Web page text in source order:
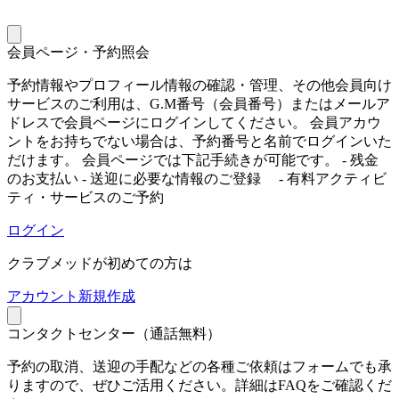
会員ページ・予約照会
予約情報やプロフィール情報の確認・管理、その他会員向け
サービスのご利用は、G.M番号（会員番号）またはメールア
ドレスで会員ページにログインしてください。 会員アカウ
ントをお持ちでない場合は、予約番号と名前でログインいた
だけます。 会員ページでは下記手続きが可能です。 - 残金
のお支払い - 送迎に必要な情報のご登録 - 有料アクティビ
ティ・サービスのご予約
ログイン
クラブメッドが初めての方は
アカウント新規作成
コンタクトセンター（通話無料）
予約の取消、送迎の手配などの各種ご依頼はフォームでも承
りますので、ぜひご活用ください。詳細はFAQをご確認くだ